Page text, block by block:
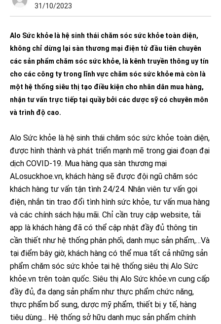
31/10/2023
Alo Sức khỏe là hệ sinh thái chăm sóc sức khỏe toàn diện,
không chỉ dừng lại sàn thương mại điện tử đầu tiên chuyên
các sản phẩm chăm sóc sức khỏe, là kênh truyền thông uy tín
cho các công ty trong lĩnh vực chăm sóc sức khỏe mà còn là
một hệ thống siêu thị tạo điều kiện cho nhân dân mua hàng,
nhận tư vấn trực tiếp tại quầy bởi các dược sỹ có chuyên môn
và trình độ cao.
Alo Sức khỏe là hệ sinh thái chăm sóc sức khỏe toàn diện,
được hình thành và phát triển mạnh mẽ trong giai đoạn đại
dịch COVID-19. Mua hàng qua sàn thương mại
ALosuckhoe.vn, khách hàng sẽ được đội ngũ chăm sóc
khách hàng tư vấn tận tình 24/24. Nhân viên tư vấn gọi
điện, nhắn tin trao đổi tình hình sức khỏe, tư vấn mua hàng
và các chính sách hậu mãi. Chỉ cần truy cập website, tải
app là khách hàng đã có thể cập nhật đầy đủ thông tin
cần thiết như hệ thống phân phối, danh mục sản phẩm,…Và
tại điểm bây giờ, khách hàng có thể mua tất cả những sản
phẩm chăm sóc sức khỏe tại hệ thống siêu thị Alo Sức
khỏe.vn trên toàn quốc. Siêu thị Alo Sức khỏe.vn cung cấp
đầy đủ, đa dạng sản phẩm như thực phẩm chức năng,
thực phẩm bổ sung, dược mỹ phẩm, thiết bị y tế, hàng
tiêu dùng... Hệ thống sở hữu danh mục sản phẩm chính